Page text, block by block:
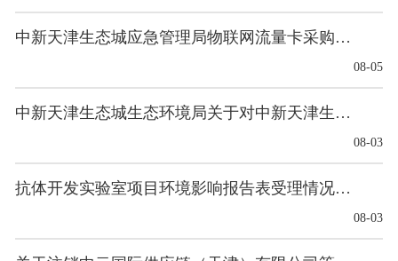
中新天津生态城应急管理局物联网流量卡采购项目意向...
08-05
中新天津生态城生态环境局关于对中新天津生态城绿色...
08-03
抗体开发实验室项目环境影响报告表受理情况的公示
08-03